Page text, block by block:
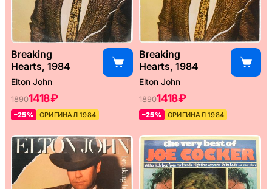
Breaking
Hearts, 1984
Elton John
18901418 ₽
–25% ОРИГИНАЛ 1984
Breaking
Hearts, 1984
Elton John
18901418 ₽
–25% ОРИГИНАЛ 1984